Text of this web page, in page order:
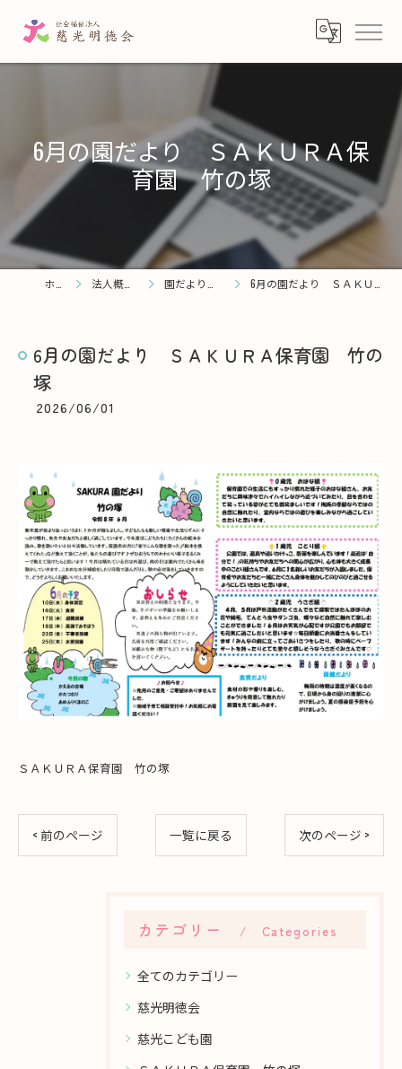
6月の園だより ＳＡＫＵＲＡ保
育園 竹の塚
法人概要・理念 園だより・お知らせ 6月の園だより ＳＡＫＵＲＡ保育園 竹の塚
6月の園だより ＳＡＫＵＲＡ保育園 竹の
塚
2026/06/01
ＳＡＫＵＲＡ保育園 竹の塚
< 前のページ 一覧に戻る 次のページ >
カテゴリー Categories
全てのカテゴリー
慈光明徳会
慈光こども園